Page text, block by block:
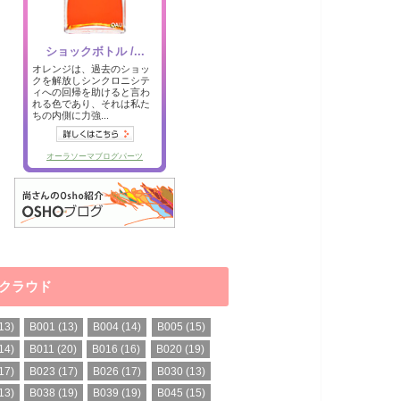
ラウド
B001 (13) B004 (14) B005 (15)
B011 (20) B016 (16) B020 (19)
B023 (17) B026 (17) B030 (13)
B038 (19) B039 (19) B045 (15)